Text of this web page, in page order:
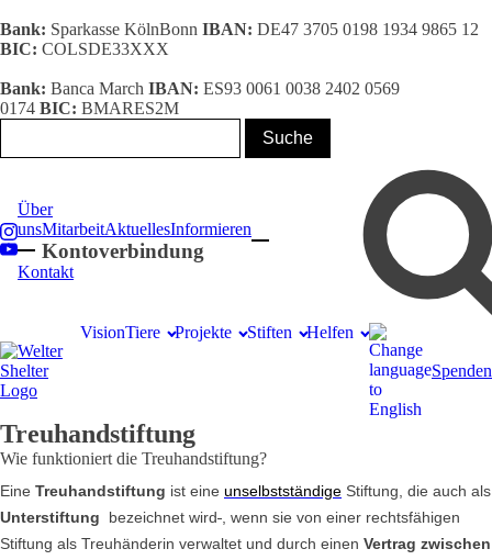
Bank: Sparkasse KölnBonn IBAN: DE47 3705 0198 1934 9865 12
BIC: COLSDE33XXX
Bank: Banca March IBAN: ES93 0061 0038 2402 0569
0174 BIC: BMARES2M
Über
unsMitarbeitAktuellesInformieren
Kontoverbindung
Kontakt
VisionTiere Projekte Stiften Helfen
Spenden
Treuhandstiftung
Wie funktioniert die Treuhandstiftung?
Eine Treuhandstiftung ist eine unselbstständige Stiftung, die auch als
Unterstiftung bezeichnet wird
, wenn sie von einer rechtsfähigen
Stiftung als Treuhänderin verwaltet und durch einen Vertrag zwischen